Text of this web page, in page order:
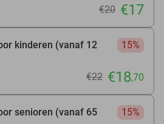
€20 €17
kinderen (vanaf 12
15%
€22 €18,70
senioren (vanaf 65
15%